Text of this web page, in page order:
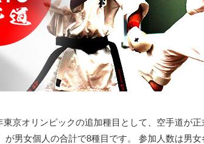
東京オリンピックの追加種目として、空手道が
が男女個人の合計で8種目です。 参加人数は男